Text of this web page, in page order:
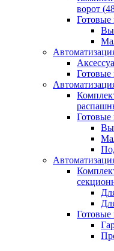
ворот
Готовые
Готовые
Готовые
Готовые